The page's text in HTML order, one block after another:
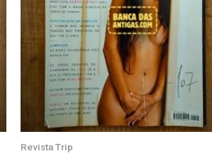
Revista Trip